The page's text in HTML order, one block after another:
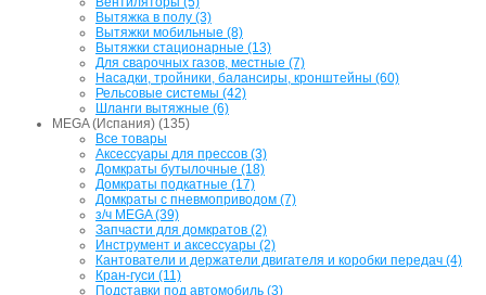
Вытяжка в полу (3)
Вытяжки мобильные (8)
Вытяжки стационарные (13)
Для сварочных газов, местные (7)
Насадки, тройники, балансиры, кронштейны (60)
Рельсовые системы (42)
Шланги вытяжные (6)
MEGA (Испания) (135)
Все товары
Аксессуары для прессов (3)
Домкраты бутылочные (18)
Домкраты подкатные (17)
Домкраты с пневмоприводом (7)
з/ч MEGA (39)
Запчасти для домкратов (2)
Инструмент и аксессуары (2)
Кантователи и держатели двигателя и коробки передач (4)
Кран-гуси (11)
Подставки под автомобиль (3)